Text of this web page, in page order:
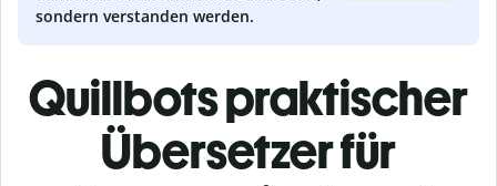
sondern verstanden werden.
Quillbots praktischer
Übersetzer für